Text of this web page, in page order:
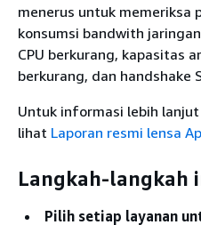
menerus untuk memeriksa
konsumsi bandwith
CPU berkurang, kapasitas
berkurang, dan handshake
Untuk informasi lebih
lihat Laporan resmi lensa
Langkah-langkah
Pilih setiap layanan